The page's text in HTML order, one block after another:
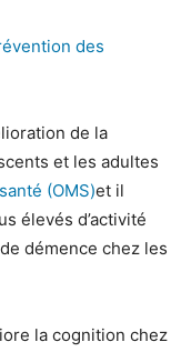
des
de la
et les adultes
(OMS)et il
élevés d’activité
démence chez les
la cognition chez